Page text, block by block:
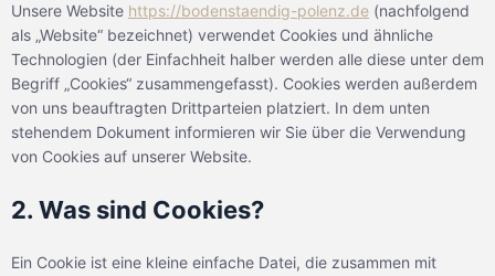
Unsere Website https://bodenstaendig-polenz.de (nachfolgend
als „Website“ bezeichnet) verwendet Cookies und ähnliche
Technologien (der Einfachheit halber werden alle diese unter dem
Begriff „Cookies“ zusammengefasst). Cookies werden außerdem
von uns beauftragten Drittparteien platziert. In dem unten
stehendem Dokument informieren wir Sie über die Verwendung
von Cookies auf unserer Website.
2. Was sind Cookies?
Ein Cookie ist eine kleine einfache Datei, die zusammen mit